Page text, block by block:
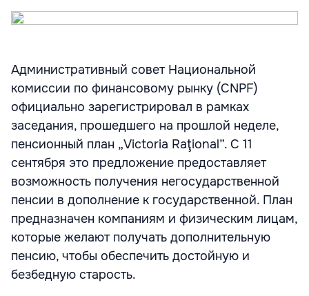
Административный совет Национальной
комиссии по финансовому рынку (CNPF)
официально зарегистрировал в рамках
заседания, прошедшего на прошлой неделе,
пенсионный план „Victoria Raţional”. С 11
сентября это предложение предоставляет
возможность получения негосударственной
пенсии в дополнение к государственной. План
предназначен компаниям и физическим лицам,
которые желают получать дополнительную
пенсию, чтобы обеспечить достойную и
безбедную старость.